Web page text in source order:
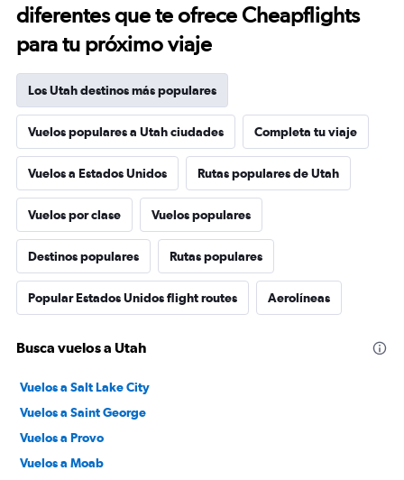
diferentes que te ofrece Cheapflights
para tu próximo viaje
Los Utah destinos más populares
Vuelos populares a Utah ciudades Completa tu viaje
Vuelos a Estados Unidos Rutas populares de Utah
Vuelos por clase Vuelos populares
Destinos populares Rutas populares
Popular Estados Unidos flight routes Aerolíneas
Busca vuelos a Utah
Vuelos a Salt Lake City
Vuelos a Saint George
Vuelos a Provo
Vuelos a Moab